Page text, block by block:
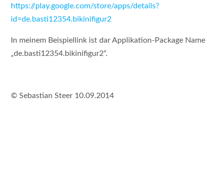
https://play.google.com/store/apps/details?
id=de.basti12354.bikinifigur2
In meinem Beispiellink ist dar Applikation-Package Name
„de.basti12354.bikinifigur2“.
© Sebastian Steer 10.09.2014